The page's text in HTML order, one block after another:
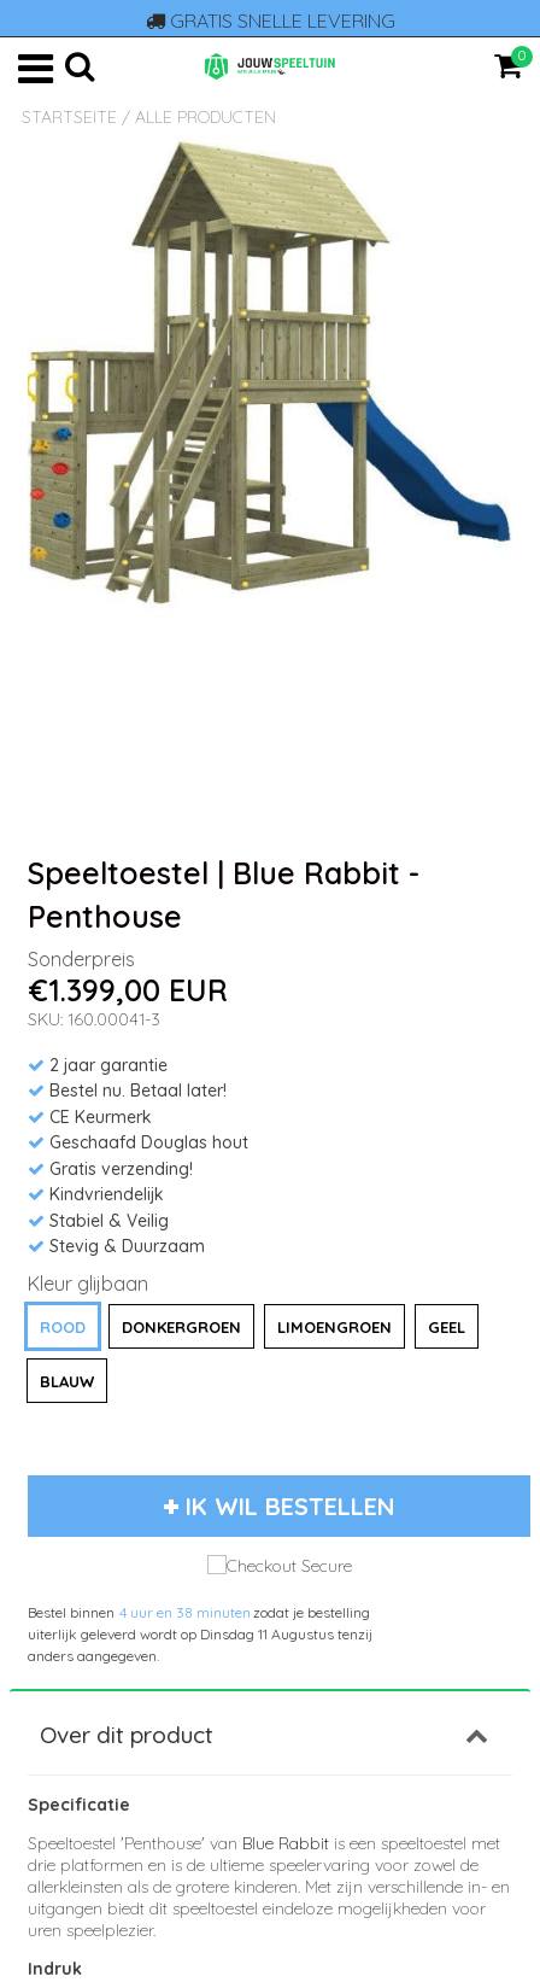
GRATIS SNELLE LEVERING
0
STARTSEITE / ALLE PRODUCTEN
Speeltoestel | Blue Rabbit -
Penthouse
Sonderpreis
€1.399,00 EUR
SKU: 160.00041-3
2 jaar garantie
Bestel nu. Betaal later!
CE Keurmerk
Geschaafd Douglas hout
Gratis verzending!
Kindvriendelijk
Stabiel & Veilig
Stevig & Duurzaam
Kleur glijbaan
ROOD DONKERGROEN LIMOENGROEN GEEL
BLAUW
IK WIL BESTELLEN
Bestel binnen 4 uur en 38 minutenzodat je bestelling
uiterlijk geleverd wordt op Dinsdag 11 Augustus tenzij
anders aangegeven.
Over dit product
Specificatie
Speeltoestel 'Penthouse' van Blue Rabbit is een speeltoestel met
drie platformen en is de ultieme speelervaring voor zowel de
allerkleinsten als de grotere kinderen. Met zijn verschillende in- en
uitgangen biedt dit speeltoestel eindeloze mogelijkheden voor
uren speelplezier.
Indruk